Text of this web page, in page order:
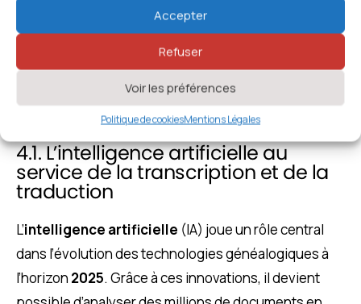
Accepter
Refuser
Voir les préférences
Politique de cookiesMentions Légales
4.1. L’intelligence artificielle au
service de la transcription et de la
traduction
L’intelligence artificielle (IA) joue un rôle central
dans l’évolution des technologies généalogiques à
l’horizon 2025. Grâce à ces innovations, il devient